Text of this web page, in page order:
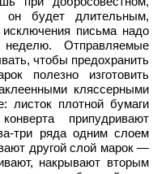
он будет длительным,
письма надо
Отправляемые
чтобы предохранить
полезно изготовить
кляссерными
листок плотной бумаги
припудривают
три ряда одним слоем
другой слой марок —
накрывают вторым